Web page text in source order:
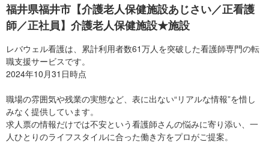
福井県福井市【介護老人保健施設あじさい／正看護
師／正社員】介護老人保健施設★施設
レバウェル看護は、累計利用者数61万人を突破した看護師専門の転
職支援サービスです。
2024年10月31日時点
職場の雰囲気や残業の実態など、表に出ない“リアルな情報”を惜し
みなく提供しています。
求人票の情報だけでは不安という看護師さんの悩みに寄り添い、一
人ひとりのライフスタイルに合った働き方をプロがご提案。